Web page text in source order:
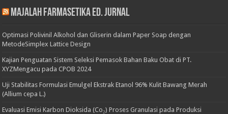
Majalah Farmasetika Ed. Jurnal
Optimasi Polivinil Alkohol dan Gliserin dalam Paper Soap dengan
MetodeSimplex Lattice Design
Kajian Penguatan Sistem Seleksi Pemasok Bahan Baku Obat di PT.
XYZMengacu pada CPOB 2024
Uji Stabilitas Formulasi Emulgel Ekstrak Etanol 96% Kulit Bawang Merah
(Allium cepa L.)
Evaluasi Emisi Karbon Dioksida (Co₂) Proses Granulasi pada Produksi